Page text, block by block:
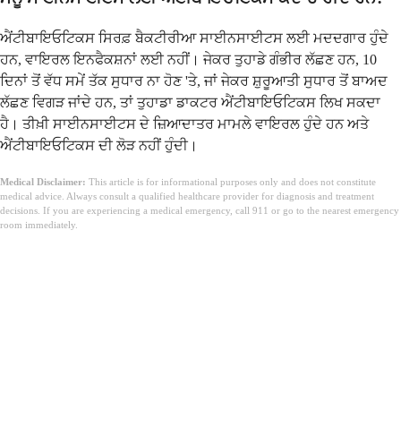
ਐਂਟੀਬਾਇਓਟਿਕਸ ਸਿਰਫ਼ ਬੈਕਟੀਰੀਆ ਸਾਈਨਸਾਈਟਸ ਲਈ ਮਦਦਗਾਰ ਹੁੰਦੇ
ਹਨ, ਵਾਇਰਲ ਇਨਫੈਕਸ਼ਨਾਂ ਲਈ ਨਹੀਂ। ਜੇਕਰ ਤੁਹਾਡੇ ਗੰਭੀਰ ਲੱਛਣ ਹਨ, 10
ਦਿਨਾਂ ਤੋਂ ਵੱਧ ਸਮੇਂ ਤੱਕ ਸੁਧਾਰ ਨਾ ਹੋਣ 'ਤੇ, ਜਾਂ ਜੇਕਰ ਸ਼ੁਰੂਆਤੀ ਸੁਧਾਰ ਤੋਂ ਬਾਅਦ
ਲੱਛਣ ਵਿਗੜ ਜਾਂਦੇ ਹਨ, ਤਾਂ ਤੁਹਾਡਾ ਡਾਕਟਰ ਐਂਟੀਬਾਇਓਟਿਕਸ ਲਿਖ ਸਕਦਾ
ਹੈ। ਤੀਖ਼ੀ ਸਾਈਨਸਾਈਟਸ ਦੇ ਜ਼ਿਆਦਾਤਰ ਮਾਮਲੇ ਵਾਇਰਲ ਹੁੰਦੇ ਹਨ ਅਤੇ
ਐਂਟੀਬਾਇਓਟਿਕਸ ਦੀ ਲੋੜ ਨਹੀਂ ਹੁੰਦੀ।
Medical Disclaimer: This article is for informational purposes only and does not constitute
medical advice. Always consult a qualified healthcare provider for diagnosis and treatment
decisions. If you are experiencing a medical emergency, call 911 or go to the nearest emergency
room immediately.